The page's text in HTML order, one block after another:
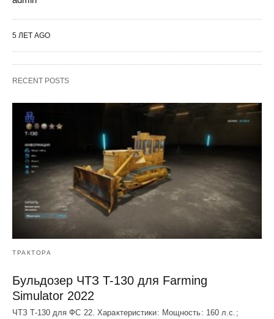
5 ЛЕТ AGO
RECENT POSTS
ТРАКТОРА
Бульдозер ЧТЗ T-130 для Farming
Simulator 2022
ЧТЗ T-130 для ФС 22. Характеристики: Мощноcть: 160 л.c.;